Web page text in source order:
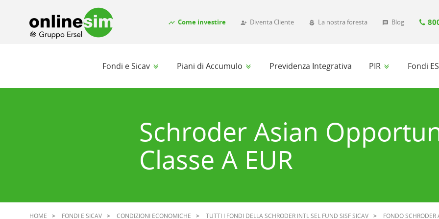
timeline Come investire person_add_alt_1 Diventa Cliente local_florist La nostra foresta message Blog
Fondi e Sicav Piani di Accumulo Previdenza Integrativa PIR Fondi
Schroder Asian
Classe A EUR
HOME FONDI E SICAV CONDIZIONI ECONOMICHE TUTTI I FONDI DELLA SCHRODER INTL SEL FUND SISF SICAV FONDO SCHRODER